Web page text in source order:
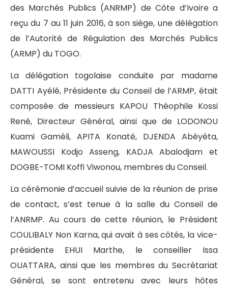
des Marchés Publics (ANRMP) de Côte d’Ivoire a
reçu du 7 au 11 juin 2016, à son siège, une délégation
de l’Autorité de Régulation des Marchés Publics
(ARMP) du TOGO.
La délégation togolaise conduite par madame
DATTI Ayélé, Présidente du Conseil de l’ARMP, était
composée de messieurs KAPOU Théophile Kossi
René, Directeur Général, ainsi que de LODONOU
Kuami Gaméli, APITA Konaté, DJENDA Abéyéta,
MAWOUSSI Kodjo Asseng, KADJA Abalodjam et
DOGBE-TOMI Koffi Viwonou, membres du Conseil.
La cérémonie d’accueil suivie de la réunion de prise
de contact, s’est tenue à la salle du Conseil de
l’ANRMP. Au cours de cette réunion, le Président
COULIBALY Non Karna, qui avait à ses côtés, la vice-
présidente EHUI Marthe, le conseiller Issa
OUATTARA, ainsi que les membres du Secrétariat
Général, se sont entretenu avec leurs hôtes